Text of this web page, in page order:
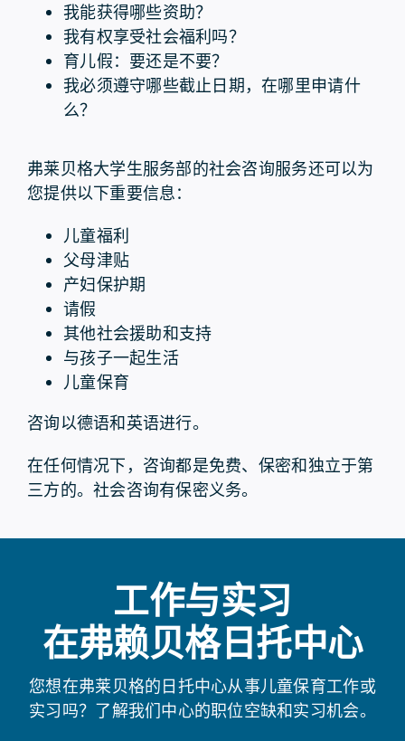
我能获得哪些资助？
我有权享受社会福利吗？
育儿假：要还是不要？
我必须遵守哪些截止日期，在哪里申请什
么？
弗莱贝格大学生服务部的社会咨询服务还可以为
您提供以下重要信息：
儿童福利
父母津贴
产妇保护期
请假
其他社会援助和支持
与孩子一起生活
儿童保育
咨询以德语和英语进行。
在任何情况下，咨询都是免费、保密和独立于第
三方的。社会咨询有保密义务。
工作与实习
在弗赖贝格日托中心
您想在弗莱贝格的日托中心从事儿童保育工作或
实习吗？了解我们中心的职位空缺和实习机会。